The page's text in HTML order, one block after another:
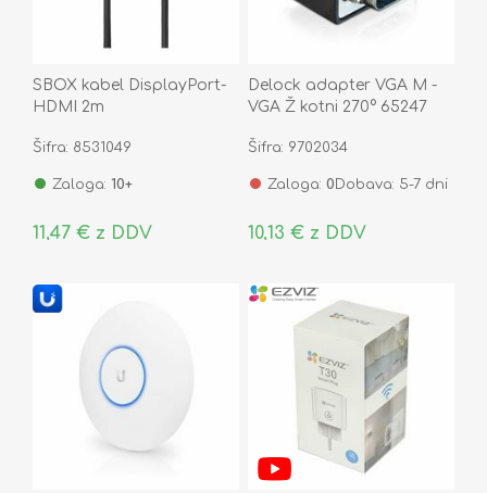
SBOX kabel DisplayPort-
HDMI 2m
Šifra: 8531049
Zaloga: 10+
11,47 € z DDV
Delock adapter VGA M -
VGA Ž kotni 270° 65247
Šifra: 9702034
Zaloga: 0 Dobava: 5-7 dni
10,13 € z DDV